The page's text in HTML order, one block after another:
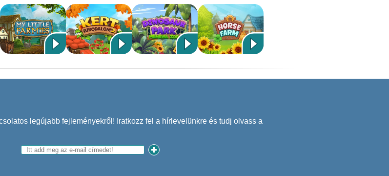
legújabb fejleményekről! Iratkozz fel a hírlevelünkre és tudj olvass a